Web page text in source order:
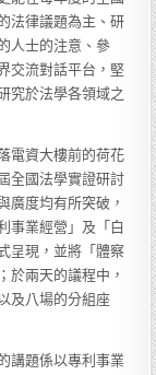
法律議題為主、研
人士的注意、參
交流對話平台，堅
究於法學各領域之
電資大樓前的荷花
全國法學實證研討
廣度均有所突破，
事業經營」及「白
呈現，並將「體察
於兩天的議程中，
及八場的分組座
講題係以專利事業